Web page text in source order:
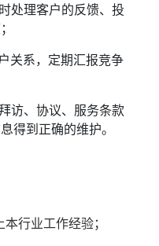
处理客户的反馈、投
关系，定期汇报竞争
访、协议、服务条款
得到正确的维护。
行业工作经验；